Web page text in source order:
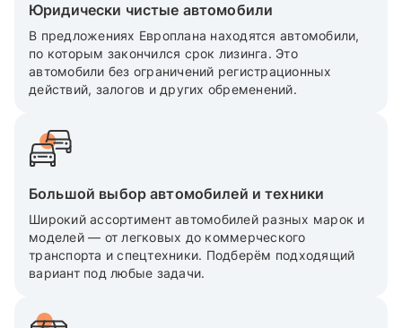
Юридически чистые автомобили
В предложениях Европлана находятся автомобили,
по которым закончился срок лизинга. Это
автомобили без ограничений регистрационных
действий, залогов и других обременений.
Большой выбор автомобилей и техники
Широкий ассортимент автомобилей разных марок и
моделей — от легковых до коммерческого
транспорта и спецтехники. Подберём подходящий
вариант под любые задачи.